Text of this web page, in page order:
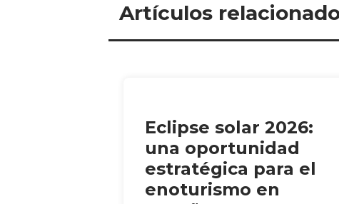
Artículos
Eclipse solar 2026:
una oportunidad
estratégica para el
enoturismo en